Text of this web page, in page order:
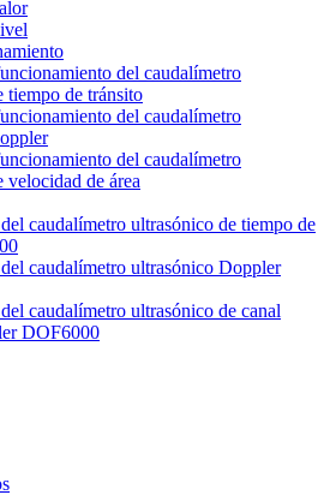
del caudalímetro
tiempo de tránsito
del caudalímetro
del caudalímetro
velocidad de área
caudalímetro ultrasónico de tiempo de
caudalímetro ultrasónico Doppler
caudalímetro ultrasónico de canal
DOF6000